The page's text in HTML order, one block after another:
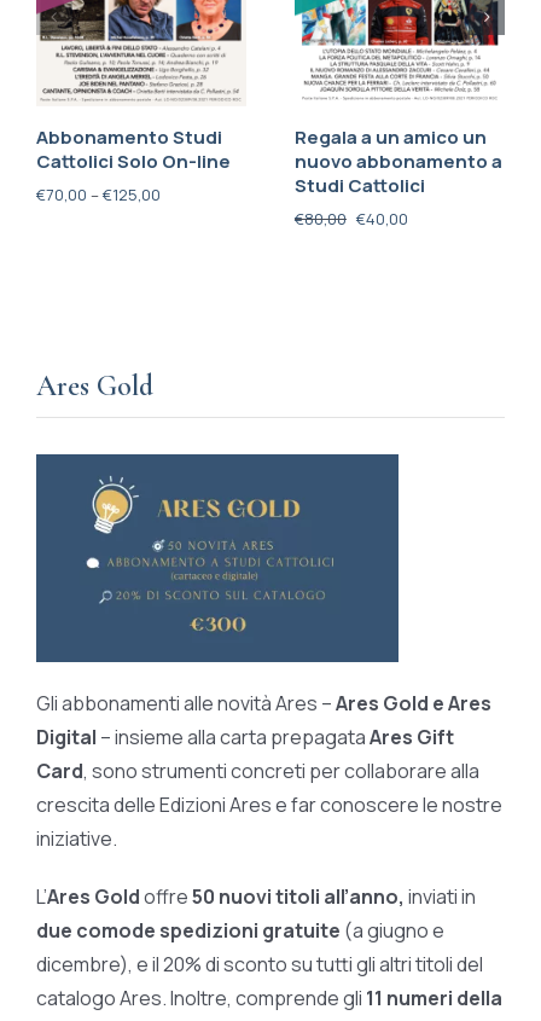
Abbonamento Studi
Cattolici Solo On-line
€70,00 –€125,00
Regala a un amico un
nuovo abbonamento a
Studi Cattolici
€80,00 €40,00
Ares Gold
Gli abbonamenti alle novità Ares –Ares Gold e Ares
Digital – insieme alla carta prepagataAres Gift
Card, sono strumenti concreti per collaborare alla
crescita delle Edizioni Ares e far conoscere le nostre
iniziative.
L’Ares Goldoffre50 nuovi titoli all’anno, inviati in
due comode spedizioni gratuite (a giugno e
dicembre), e il 20% di sconto su tutti gli altri titoli del
catalogo Ares. Inoltre, comprende gli 11 numeri della